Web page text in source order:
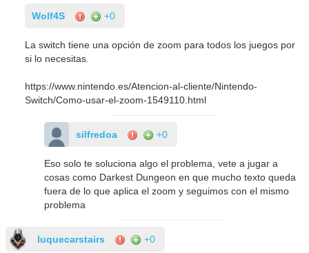
Wolf4S +0
La switch tiene una opción de zoom para todos los juegos por
si lo necesitas.
https://www.nintendo.es/Atencion-al-cliente/Nintendo-
Switch/Como-usar-el-zoom-1549110.html
silfredoa +0
Eso solo te soluciona algo el problema, vete a jugar a
cosas como Darkest Dungeon en que mucho texto queda
fuera de lo que aplica el zoom y seguimos con el mismo
problema
luquecarstairs +0